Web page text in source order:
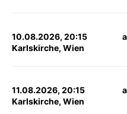
10.08.2026, 20:15
Karlskirche, Wien
11.08.2026, 20:15
Karlskirche, Wien